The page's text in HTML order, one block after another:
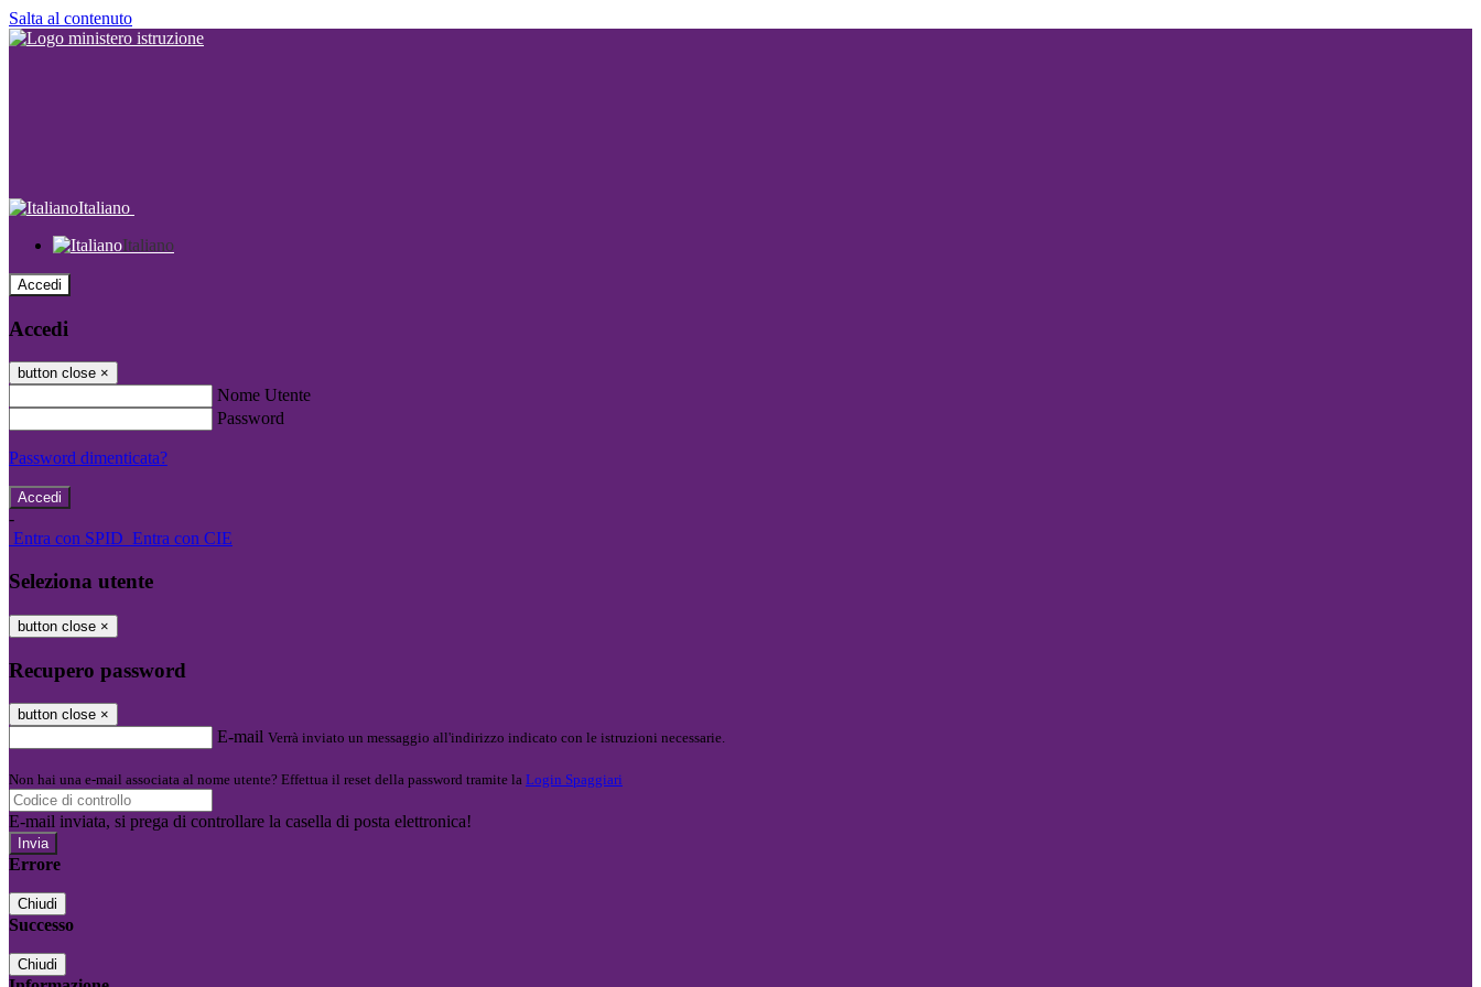
Salta al contenuto
Italiano
Italiano
Accedi
Accedi
button close ×
Nome Utente
Password
Password dimenticata?
-
Entra con SPID Entra con CIE
Seleziona utente
button close ×
Recupero password
button close ×
E-mail Verrà inviato un messaggio all'indirizzo indicato con le istruzioni necessarie.
Non hai una e-mail associata al nome utente? Effettua il reset della password tramite la Login Spaggiari
E-mail inviata, si prega di controllare la casella di posta elettronica!
Errore
Chiudi
Successo
Chiudi